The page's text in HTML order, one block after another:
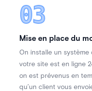
03
Mise en place du
On installe un
votre site est en ligne
on est prévenus en
qu’un client vous